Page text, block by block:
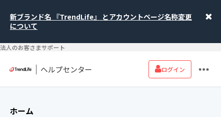
新ブランド名 『TrendLife』 とアカウントページ名称変更
について
法人のお客さまサポート
ヘルプセンター ログイン
ホーム